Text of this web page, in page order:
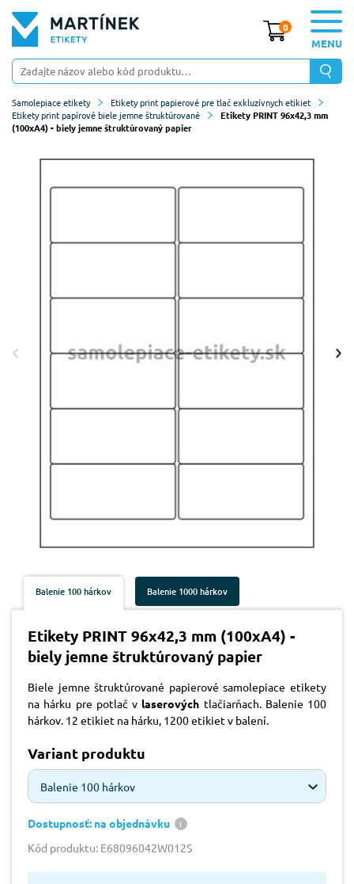
0
MENU
Samolepiace etikety
Etikety print papierové pre tlač exkluzívnych etikiet
Etikety print papírové biele jemne štruktúrované
Etikety PRINT 96x42,3 mm
(100xA4) - biely jemne štruktúrovaný papier
Balenie 100 hárkov Balenie 1000 hárkov
Etikety PRINT 96x42,3 mm (100xA4) -
biely jemne štruktúrovaný papier
Biele jemne štruktúrované papierové samolepiace etikety
na hárku pre potlač v laserových tlačiarňach. Balenie 100
hárkov. 12 etikiet na hárku, 1200 etikiet v balení.
Variant produktu
Balenie 100 hárkov
Dostupnosť: na objednávku
Kód produktu: E68096042W012S